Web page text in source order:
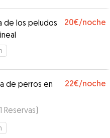
fácil.”
de los peludos
20€/noche
de perros en
22€/noche
1 Reservas)